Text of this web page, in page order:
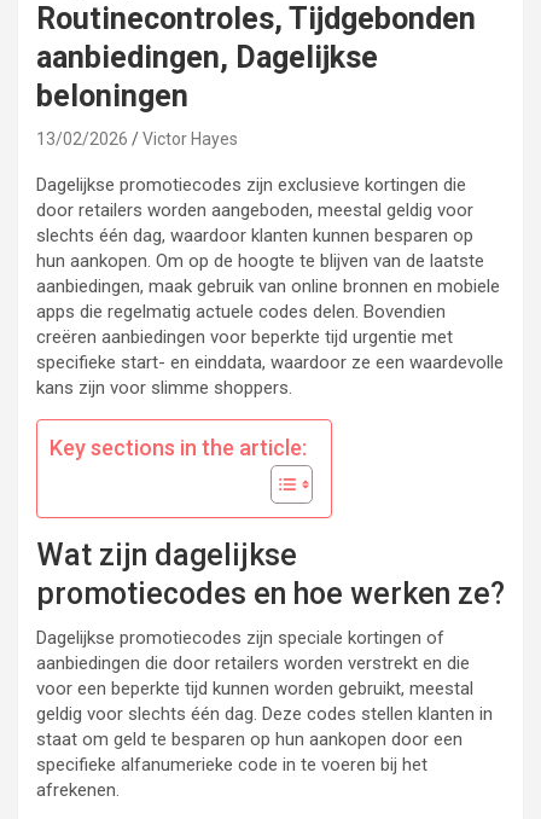
Routinecontroles, Tijdgebonden
aanbiedingen, Dagelijkse
beloningen
13/02/2026 Victor Hayes
Dagelijkse promotiecodes zijn exclusieve kortingen die
door retailers worden aangeboden, meestal geldig voor
slechts één dag, waardoor klanten kunnen besparen op
hun aankopen. Om op de hoogte te blijven van de laatste
aanbiedingen, maak gebruik van online bronnen en mobiele
apps die regelmatig actuele codes delen. Bovendien
creëren aanbiedingen voor beperkte tijd urgentie met
specifieke start- en einddata, waardoor ze een waardevolle
kans zijn voor slimme shoppers.
Key sections in the article:
Wat zijn dagelijkse
promotiecodes en hoe werken ze?
Dagelijkse promotiecodes zijn speciale kortingen of
aanbiedingen die door retailers worden verstrekt en die
voor een beperkte tijd kunnen worden gebruikt, meestal
geldig voor slechts één dag. Deze codes stellen klanten in
staat om geld te besparen op hun aankopen door een
specifieke alfanumerieke code in te voeren bij het
afrekenen.